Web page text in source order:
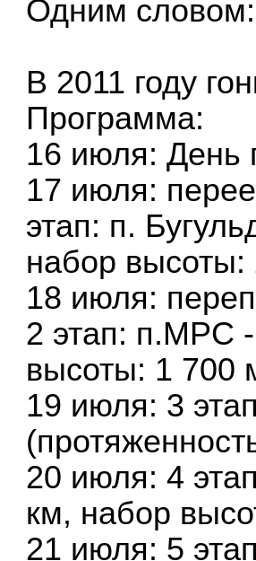
Одним словом:
В 2011 году
Программа:
16 июля: День
17 июля:
этап: п.
набор высоты:
18 июля:
2 этап: п.МРС
высоты: 1 700
19 июля: 3
20 июля: 4
км, набор
21 июля: 5